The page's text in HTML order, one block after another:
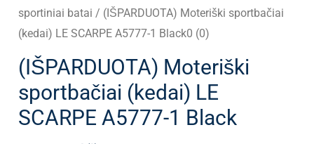
sportiniai batai / (IŠPARDUOTA) Moteriški sportbačiai
(kedai) LE SCARPE A5777-1 Black0 (0)
(IŠPARDUOTA) Moteriški
sportbačiai (kedai) LE
SCARPE A5777-1 Black